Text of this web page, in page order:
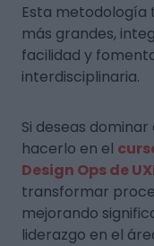
Esta metodología
más grandes,
facilidad y
interdisciplinaria.
Si deseas
hacerlo en el
Design Ops de
transformar
mejorando
liderazgo en el